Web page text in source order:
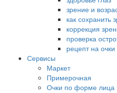
зрение и
как сохранить
коррекция
проверка
рецепт на очки
Сервисы
Маркет
Примерочная
Очки по форме лица